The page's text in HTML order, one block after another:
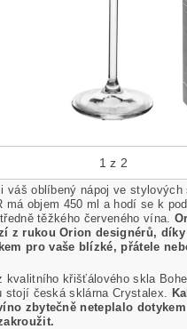
1 z 2
váš oblíbený nápoj ve
má objem 450 ml a hodí se k
těžkého červeného vína.
z rukou Orion designérů,
pro vaše blízké, přátele
kvalitního křišťálového skla
stojí česká sklárna Crystalex.
zbytečně neteplalo